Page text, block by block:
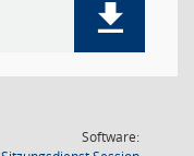
Software: